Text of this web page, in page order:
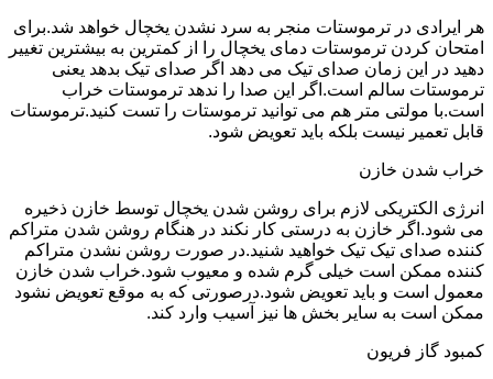
هر ایرادی در ترموستات منجر به سرد نشدن یخچال خواهد شد.برای
امتحان کردن ترموستات دمای یخچال را از کمترین به بیشترین تغییر
دهید در این زمان صدای تیک می دهد اگر صدای تیک بدهد یعنی
ترموستات سالم است.اگر این صدا را ندهد ترموستات خراب
است.با مولتی متر هم می توانید ترموستات را تست کنید.ترموستات
قابل تعمیر نیست بلکه باید تعویض شود.
خراب شدن خازن
انرژی الکتریکی لازم برای روشن شدن یخچال توسط خازن ذخیره
می شود.اگر خازن به درستی کار نکند در هنگام روشن شدن متراکم
کننده صدای تیک تیک خواهید شنید.در صورت روشن نشدن متراکم
کننده ممکن است خیلی گرم شده و معیوب شود.خراب شدن خازن
معمول است و باید تعویض شود.درصورتی که به موقع تعویض نشود
ممکن است به سایر بخش ها نیز آسیب وارد کند.
کمبود گاز فریون